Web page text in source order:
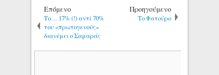
Επόμενο
Το… 17% (!) αντί 70%
του «πρωτογενούς»
διανέμει ο Σαμαράς
Προηγούμενο
Το Φατούρο